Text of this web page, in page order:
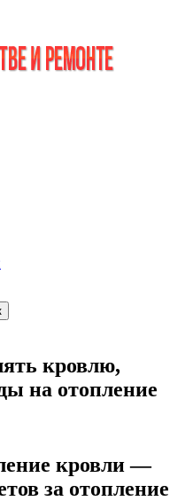
и ремонтах
кровлю,
на отопление
кровли —
за отопление